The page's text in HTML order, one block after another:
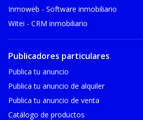
Inmoweb - Software inmobiliario
Witei - CRM inmobiliario
Publicadores particulares
Publica tu anuncio
Publica tu anuncio de alquiler
Publica tu anuncio de venta
Catálogo de productos